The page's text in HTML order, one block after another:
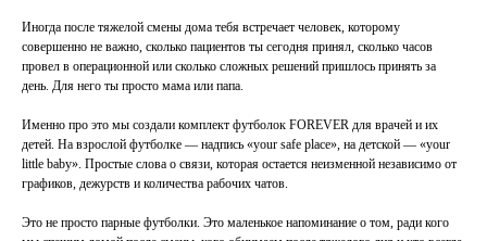
Иногда после тяжелой смены дома тебя встречает человек, которому
совершенно не важно, сколько пациентов ты сегодня принял, сколько часов
провел в операционной или сколько сложных решений пришлось принять за
день. Для него ты просто мама или папа.
Именно про это мы создали комплект футболок FOREVER для врачей и их
детей. На взрослой футболке — надпись «your safe place», на детской — «your
little baby». Простые слова о связи, которая остается неизменной независимо от
графиков, дежурств и количества рабочих чатов.
Это не просто парные футболки. Это маленькое напоминание о том, ради кого